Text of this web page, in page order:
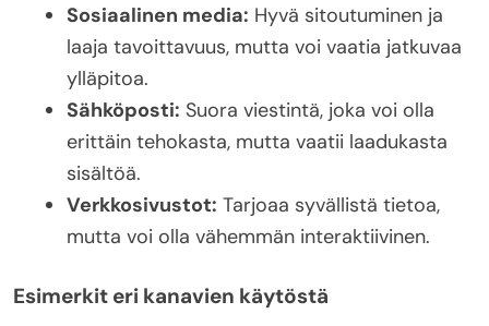
Sosiaalinen media: Hyvä sitoutuminen ja
laaja tavoittavuus, mutta voi vaatia jatkuvaa
ylläpitoa.
Sähköposti: Suora viestintä, joka voi olla
erittäin tehokasta, mutta vaatii laadukasta
sisältöä.
Verkkosivustot: Tarjoaa syvällistä tietoa,
mutta voi olla vähemmän interaktiivinen.
Esimerkit eri kanavien käytöstä